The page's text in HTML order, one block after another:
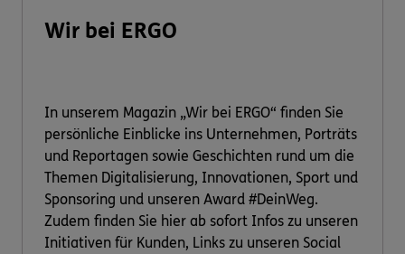
Wir bei ERGO
In unserem Magazin „Wir bei ERGO“ finden Sie
persönliche Einblicke ins Unternehmen, Porträts
und Reportagen sowie Geschichten rund um die
Themen Digitalisierung, Innovationen, Sport und
Sponsoring und unseren Award #DeinWeg.
Zudem finden Sie hier ab sofort Infos zu unseren
Initiativen für Kunden, Links zu unseren Social